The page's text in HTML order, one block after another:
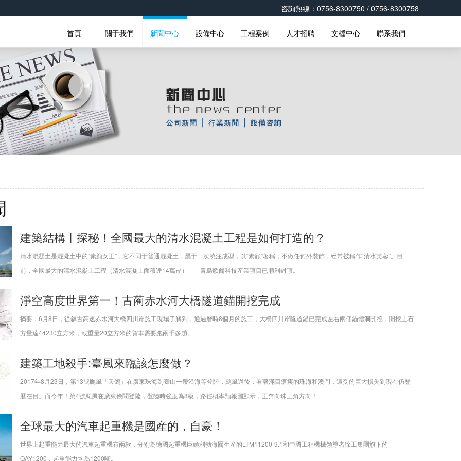
咨詢熱線：0756-8300750 / 0756-8300758
首頁 關于我們 新聞中心 設備中心 工程案例 人才招聘 文檔中心 聯系我們
建築結構丨探秘！全國最大的清水混凝土工程是如何打造的？
清水混凝土是混凝土中的“素顔女王”，它不同于普通混凝土，屬于一次澆注成型，以“素顔”著稱，不做任何外裝飾，經常被稱作“清水芙蓉”。目
前，全國最大的清水混凝土工程（清水混凝土面積達14萬㎡）——青島歌爾科技産業項目已順利封頂。
淨空高度世界第一！古蔺赤水河大橋隧道錨開挖完成
摘要：6月8日，從叙古高速赤水河大橋四川岸施工現場了解到，通過曆時8個月的施工，大橋四川岸隧道錨已完成左右兩個錨體洞開挖，開挖土石
方量達44230立方米，載重量20立方米的貨車需要跑兩千多趟。
建築工地殺手:臺風來臨該怎麼做？
2017年8月23日，第13號颱風「天鴿」在廣東珠海到臺山一帶沿海等登陸，颱風過後，看著滿目瘡痍的珠海和澳門，遭受的巨大損失到現在仍歷
歷在目。而今年！第4號颱風在廣東徐聞登陸，登陸時強度為8級，路徑概率預報圖顯示，正奔向珠三角方向！
全球最大的汽車起重機是國産的，自豪！
世界上起重能力最大的汽車起重機有兩款，分别為德國起重機巨頭利勃海爾生産的LTM11200-9.1和中國工程機械領導者徐工集團旗下的
QAY1200，起重能力均為1200噸。